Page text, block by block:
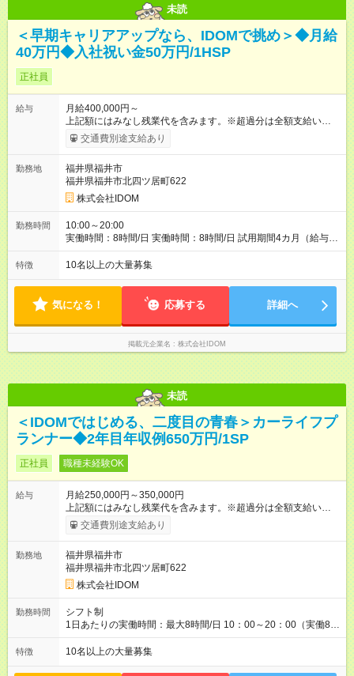
未読
＜早期キャリアアップなら、IDOMで挑め＞◆月給
40万円◆入社祝い金50万円/1HSP
正社員
給与
月給400,000円～
上記額にはみなし残業代を含みます。※超過分は全額支給いたし
ます。 みなし残業代 51,021円 以上／月 みなし残業時間 20時間
／月 ※前職給与・経験を考慮し、決定いたします。 給与にプラ
■地域給（月2万5000円まで ※地域による） ■能力給（月最大9
万9000円） ■店長能力給（月最大35万2000円） ■インセンティ
ブ（年3回／最大140万円）※ ■子供手当（1人／月2万円～3万
円）※18歳まで ■店長手当（月2万円） ■店舗規模手当（月最大
10万円） ※インセンティブは、一部所属部署により年3回支給。
所属事業部によって、基準が異なります。 【試用期間】試用期
じです。
交通費別途支給あり
勤務地
福井県福井市
福井県福井市北四ツ居町622
株式会社IDOM
勤務時間
10:00～20:00
実働時間：8時間/日 実働時間：8時間/日 試用期間4カ月（給与や
その他条件に変更なし） ※契約期間の定めなし
特徴 10名以上の大量募集
気になる！ 応募する 詳細へ
掲載元企業名 株式会社IDOM
未読
＜IDOMではじめる、二度目の青春＞カーライフプ
ランナー◆2年目年収例650万円/1SP
正社員 職種未経験OK
給与
月給250,000円～350,000円
上記額にはみなし残業代を含みます。※超過分は全額支給いたし
ます。 みなし残業代 31,888円 以上／月 みなし残業時間 20時間
／月 ※上記に加えインセンティブあり（年3回） ※前職給与・経
円～ （月給40万円＋地域手当2万5000円＋管理職手当2万円＋店
舗規模手当5万円＋管理職能力給5万5000円） ※想定年収650万
円～1000万円前後（業績評価により変動） ※能力に応じて即昇
級、早期昇進も可能です。 【試用期間】試用期間あり 試用期間
の長さ：4ヶ月 雇用形態、給与は本採用時と同じです。
交通費別途支給あり
勤務地
福井県福井市
福井県福井市北四ツ居町622
株式会社IDOM
勤務時間
シフト制
1日あたりの実働時間：最大8時間/日 10：00～20：00（実働8時
間）
特徴 10名以上の大量募集